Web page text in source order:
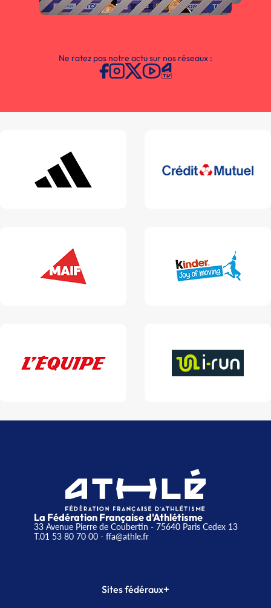
Ne ratez pas notre actu sur nos réseaux :
La Fédération Française d'Athlétisme
33 Avenue Pierre de Coubertin - 75640 Paris Cedex 13
T.01 53 80 70 00- ffa@athle.fr
Sites fédéraux+